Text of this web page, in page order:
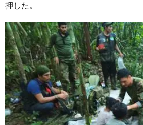
押した。